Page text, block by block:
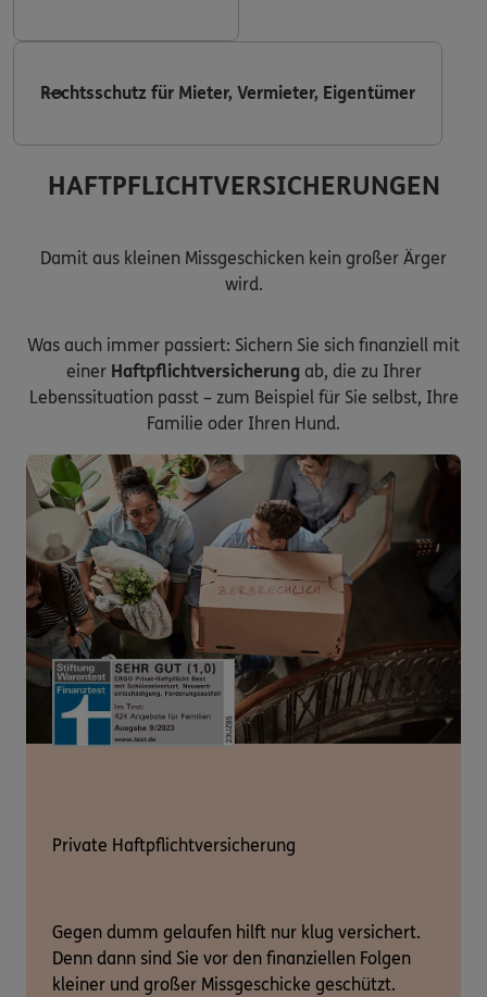
Rechtsschutz für Mieter, Vermieter, Eigentümer
HAFTPFLICHTVERSICHERUNGEN
Damit aus kleinen Missgeschicken kein großer Ärger
wird.
Was auch immer passiert: Sichern Sie sich finanziell mit
einer Haftpflichtversicherung ab, die zu Ihrer
Lebenssituation passt – zum Beispiel für Sie selbst, Ihre
Familie oder Ihren Hund.
Private Haftpflichtversicherung
Gegen dumm gelaufen hilft nur klug versichert.
Denn dann sind Sie vor den finanziellen Folgen
kleiner und großer Missgeschicke geschützt.